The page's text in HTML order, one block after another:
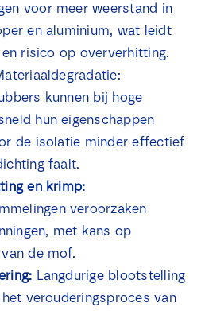
voor meer weerstand in
en aluminium, wat leidt
risico op oververhitting.
kunnen bij hoge
hun eigenschappen
de isolatie minder effectief
faalt.
en krimp:
veroorzaken
met kans op
de mof.
Langdurige blootstelling
verouderingsproces van